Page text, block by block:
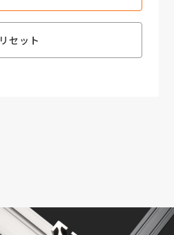
リセット